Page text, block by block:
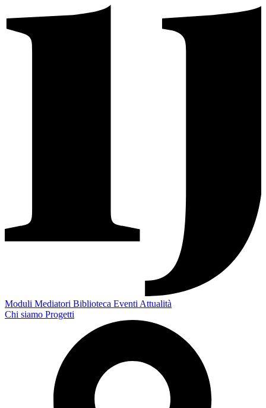
Moduli Mediatori Biblioteca Eventi Attualità
Chi siamo Progetti